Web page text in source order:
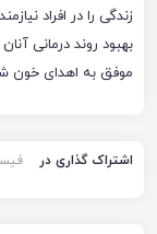
زندگی را در افراد
موفق به اهدای خون
اشتراک گذاری در